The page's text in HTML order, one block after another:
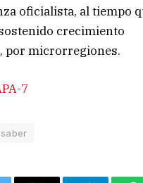
oficialista, al tiempo
crecimiento
por microrregiones.
7